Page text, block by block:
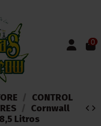
0
CONTROL
Cornwall
Litros